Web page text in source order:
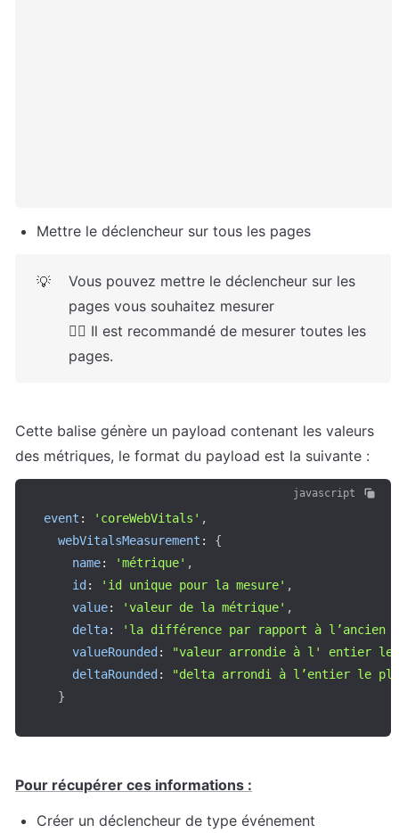
Mettre le déclencheur sur tous les pages
💡
Vous pouvez mettre le déclencheur sur les
pages vous souhaitez mesurer
👉🏻 Il est recommandé de mesurer toutes les
pages.
Cette balise génère un payload contenant les valeurs
des métriques, le format du payload est la suivante :
javascript
event : 'coreWebVitals' ,
webVitalsMeasurement :
{
name: 'métrique' ,
id : 'id unique pour la mesure' ,
value: 'valeur de la métrique' ,
delta:
'la différence par rapport à l’ancien
valueRounded :
"valeur arrondie à l' entier le
deltaRounded :
"delta arrondi à l’entier le
}
Pour récupérer ces informations :
Créer un déclencheur de type événement